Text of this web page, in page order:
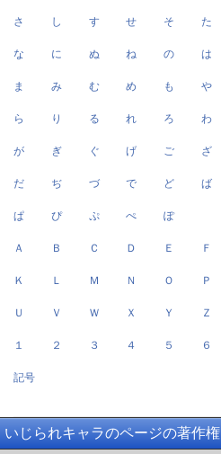
さ し す せ そ た
な に ぬ ね の は
ま み む め も や
ら り る れ ろ わ
が ぎ ぐ げ ご ざ
だ ぢ づ で ど ば
ぱ ぴ ぷ ぺ ぽ
Ａ Ｂ Ｃ Ｄ Ｅ Ｆ
Ｋ Ｌ Ｍ Ｎ Ｏ Ｐ
Ｕ Ｖ Ｗ Ｘ Ｙ Ｚ
１ ２ ３ ４ ５ ６
記号
いじられキャラのページの著作権